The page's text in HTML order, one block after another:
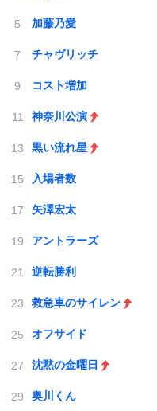
加藤乃愛
チャヴリッチ
コスト増加
神奈川公演
黒い流れ星
入場者数
矢澤宏太
アントラーズ
逆転勝利
救急車のサイレン
オフサイド
沈黙の金曜日
奥川くん